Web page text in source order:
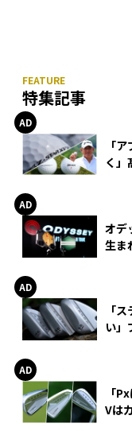
特集記事
「
く」
オデ
生ま
「
い」
「
Vは